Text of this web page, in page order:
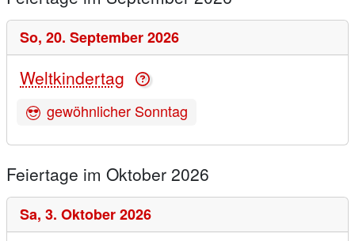
So, 20. September 2026
Weltkindertag
gewöhnlicher Sonntag
Feiertage im Oktober 2026
Sa, 3. Oktober 2026